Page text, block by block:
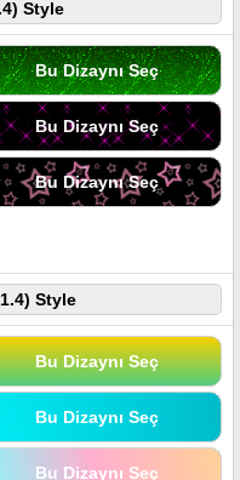
Style
Bu Dizaynı Seç
Bu Dizaynı Seç
Bu Dizaynı Seç
Style
Bu Dizaynı Seç
Bu Dizaynı Seç
Bu Dizaynı Seç